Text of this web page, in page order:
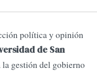
política y opinión
de San
gestión del gobierno